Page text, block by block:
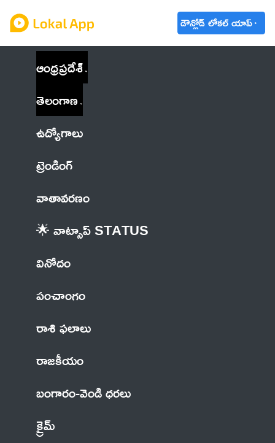
డౌన్లోడ్ లోకల్ యాప్
ఆంధ్రప్రదేశ్
తెలంగాణ
ఉద్యోగాలు
ట్రెండింగ్
వాతావరణం
🌟 వాట్సాప్ STATUS
వినోదం
పంచాంగం
రాశి ఫలాలు
రాజకీయం
బంగారం-వెండి ధరలు
క్రైమ్